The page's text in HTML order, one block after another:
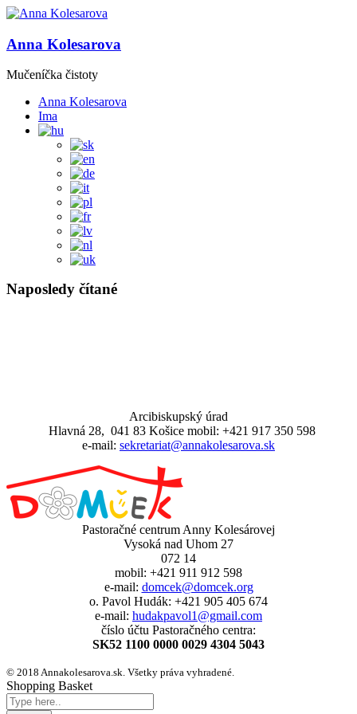
Anna Kolesarova
Mučeníčka čistoty
Anna Kolesarova
Ima
Naposledy čítané
Arcibiskupský úrad
Hlavná 28, 041 83 Košice mobil: +421 917 350 598
e-mail: sekretariat@annakolesarova.sk
Pastoračné centrum Anny Kolesárovej
Vysoká nad Uhom 27
072 14
mobil: +421 911 912 598
e-mail: domcek@domcek.org
o. Pavol Hudák: +421 905 405 674
e-mail: hudakpavol1@gmail.com
číslo účtu Pastoračného centra:
SK52 1100 0000 0029 4304 5043
© 2018 Annakolesarova.sk. Všetky práva vyhradené.
Shopping Basket